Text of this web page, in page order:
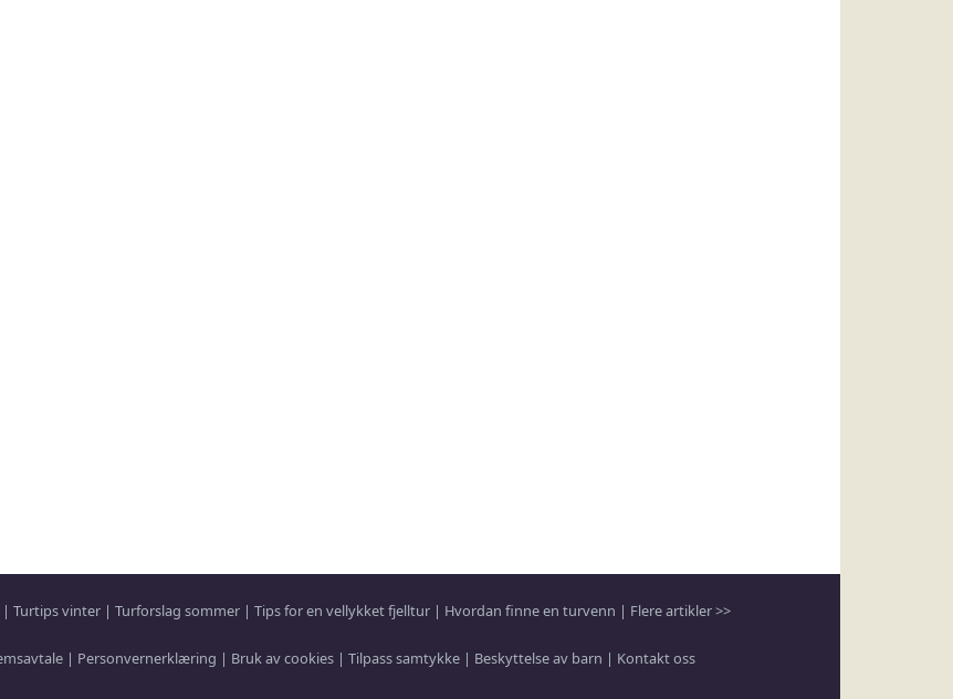
| Turtips vinter| Turforslag sommer| Tips for en vellykket fjelltur| Hvordan finne en turvenn | Flere artikler >>
| Personvernerklæring | Bruk av cookies | Tilpass samtykke | Beskyttelse av barn | Kontakt oss